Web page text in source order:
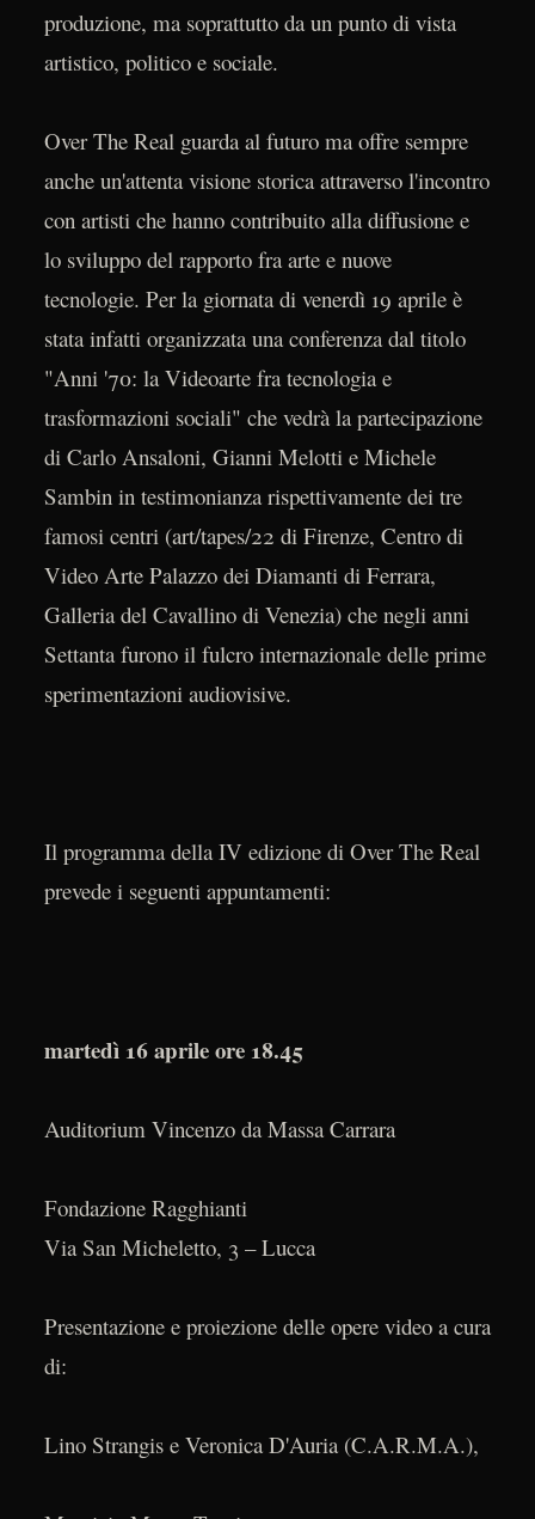
produzione, ma soprattutto da un punto di vista
artistico, politico e sociale.
Over The Real guarda al futuro ma offre sempre
anche un'attenta visione storica attraverso l'incontro
con artisti che hanno contribuito alla diffusione e
lo sviluppo del rapporto fra arte e nuove
tecnologie. Per la giornata di venerdì 19 aprile è
stata infatti organizzata una conferenza dal titolo
"Anni '70: la Videoarte fra tecnologia e
trasformazioni sociali" che vedrà la partecipazione
di Carlo Ansaloni, Gianni Melotti e Michele
Sambin in testimonianza rispettivamente dei tre
famosi centri (art/tapes/22 di Firenze, Centro di
Video Arte Palazzo dei Diamanti di Ferrara,
Galleria del Cavallino di Venezia) che negli anni
Settanta furono il fulcro internazionale delle prime
sperimentazioni audiovisive.
Il programma della IV edizione di Over The Real
prevede i seguenti appuntamenti:
martedì 16 aprile ore 18.45
Auditorium Vincenzo da Massa Carrara
Fondazione Ragghianti
Via San Micheletto, 3 – Lucca
Presentazione e proiezione delle opere video a cura
di:
Lino Strangis e Veronica D'Auria (C.A.R.M.A.),